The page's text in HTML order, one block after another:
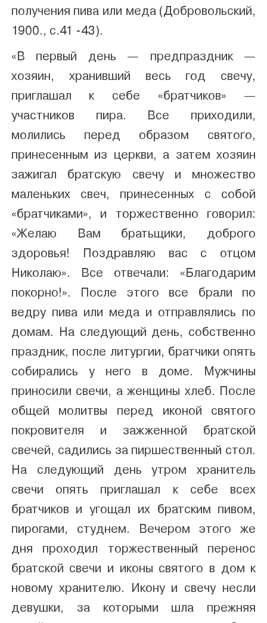
получения пива или меда (Добровольский,
1900., с.41 -43).
«В первый день — предпраздник —
хозяин, хранивший весь год свечу,
приглашал к себе «братчиков» —
участников пира. Все приходили,
молились перед образом святого,
принесенным из церкви, а затем хозяин
зажигал братскую свечу и множество
маленьких свеч, принесенных с собой
«братчиками», и торжественно говорил:
«Желаю Вам братьщики, доброго
здоровья! Поздравляю вас с отцом
Николаю». Все отвечали: «Благодарим
покорно!». После этого все брали по
ведру пива или меда и отправлялись по
домам. На следующий день, собственно
праздник, после литургии, братчики опять
собирались у него в доме. Мужчины
приносили свечи, а женщины хлеб. После
общей молитвы перед иконой святого
покровителя и зажженной братской
свечей, садились за пиршественный стол.
На следующий день утром хранитель
свечи опять приглашал к себе всех
братчиков и угощал их братским пивом,
пирогами, студнем. Вечером этого же
дня проходил торжественный перенос
братской свечи и иконы святого в дом к
новому хранителю. Икону и свечу несли
девушки, за которыми шла прежняя